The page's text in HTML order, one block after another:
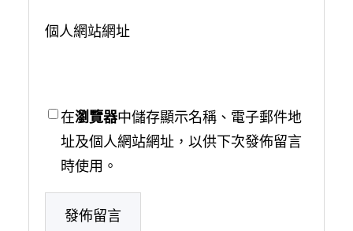
個人網站網址
在瀏覽器中儲存顯示名稱、電子郵件地
址及個人網站網址，以供下次發佈留言
時使用。